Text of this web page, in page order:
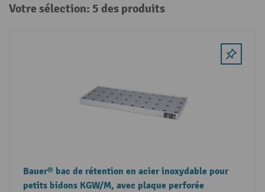
Votre sélection: 5 des produits
Bauer® bac de rétention en acier inoxydable pour
petits bidons KGW/M, avec plaque perforée